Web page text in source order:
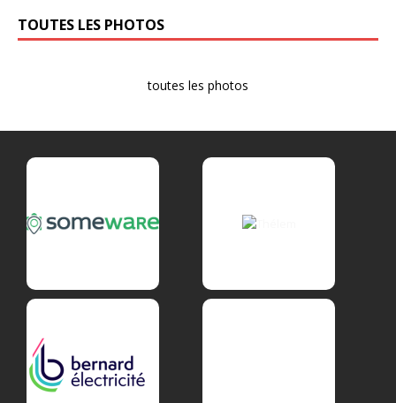
TOUTES LES PHOTOS
toutes les photos